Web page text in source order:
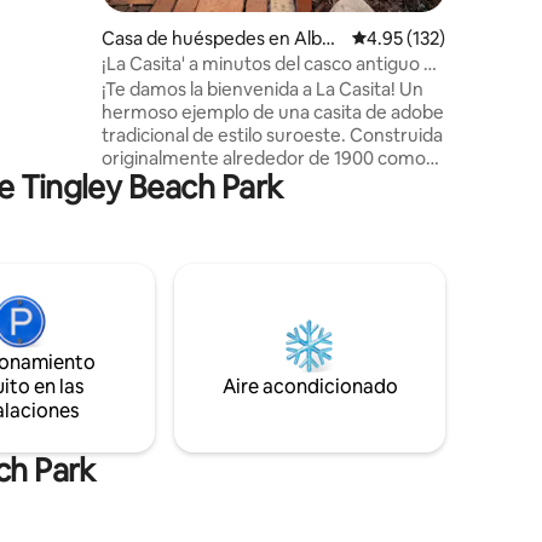
Casa de huéspedes en Albu
querque
Calificación promedio:
4.95 (132)
¡La Casita' a minutos del casco antiguo y
del centro de la ciudad!
¡Te damos la bienvenida a La Casita! Un
hermoso ejemplo de una casita de adobe
tradicional de estilo suroeste. Construida
originalmente alrededor de 1900 como
casa de campo, La Casita se ha utilizado
como alquiler de corta duración durante
acondicionado mini-split, aparcamiento
fuera de la calle, información turística
local y literatura de Nuevo México, ¡y una
gran variedad de películas VHS de los 90!
Tingley Beach Park
en las
Aire acondicionado
Park